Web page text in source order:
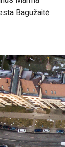
Bagužaitė